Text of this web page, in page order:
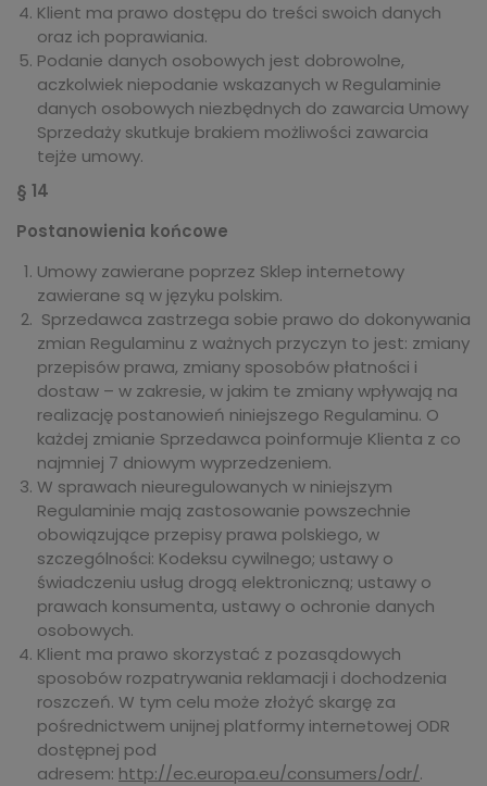
Klient ma prawo dostępu do treści swoich danych
oraz ich poprawiania.
Podanie danych osobowych jest dobrowolne,
aczkolwiek niepodanie wskazanych w Regulaminie
danych osobowych niezbędnych do zawarcia Umowy
Sprzedaży skutkuje brakiem możliwości zawarcia
tejże umowy.
§ 14
Postanowienia końcowe
Umowy zawierane poprzez Sklep internetowy
zawierane są w języku polskim.
Sprzedawca zastrzega sobie prawo do dokonywania
zmian Regulaminu z ważnych przyczyn to jest: zmiany
przepisów prawa, zmiany sposobów płatności i
dostaw – w zakresie, w jakim te zmiany wpływają na
realizację postanowień niniejszego Regulaminu. O
każdej zmianie Sprzedawca poinformuje Klienta z co
najmniej 7 dniowym wyprzedzeniem.
W sprawach nieuregulowanych w niniejszym
Regulaminie mają zastosowanie powszechnie
obowiązujące przepisy prawa polskiego, w
szczególności: Kodeksu cywilnego; ustawy o
świadczeniu usług drogą elektroniczną; ustawy o
prawach konsumenta, ustawy o ochronie danych
osobowych.
Klient ma prawo skorzystać z pozasądowych
sposobów rozpatrywania reklamacji i dochodzenia
roszczeń. W tym celu może złożyć skargę za
pośrednictwem unijnej platformy internetowej ODR
dostępnej pod
adresem: http://ec.europa.eu/consumers/odr/.